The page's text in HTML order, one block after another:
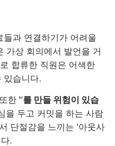
들과 연결하기가 어려울
가상 회의에서 발언을 거
합류한 직원은 어색한
있습니다.
한 ''를 만들 위험이 있습
을 두고 커밋을 하는 사람
단절감을 느끼는 '아웃사
.